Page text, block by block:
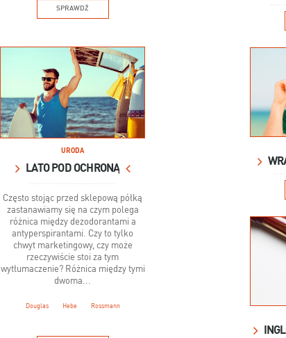
SPRAWDŹ
URODA
LATO POD OCHRONĄ
Często stojąc przed sklepową półką
zastanawiamy się na czym polega
różnica między dezodorantami a
antyperspirantami. Czy to tylko
chwyt marketingowy, czy może
rzeczywiście stoi za tym
wytłumaczenie? Różnica między tymi
dwoma...
Douglas Hebe Rossmann